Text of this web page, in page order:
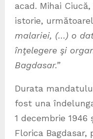
acad. Mihai
istorie,
malariei, (…) o
înţelegere şi
Bagdasar.”
Durata
fost una
1 decembrie
Florica Bagdasar,